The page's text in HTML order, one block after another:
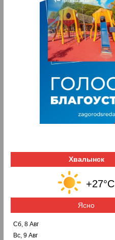
Хвалынск
+27°C
Ясно
Сб, 8 Авг
Вс, 9 Авг